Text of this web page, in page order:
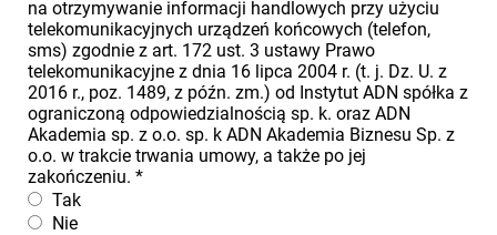
na otrzymywanie informacji handlowych przy użyciu
telekomunikacyjnych urządzeń końcowych (telefon,
sms) zgodnie z art. 172 ust. 3 ustawy Prawo
telekomunikacyjne z dnia 16 lipca 2004 r. (t. j. Dz. U. z
2016 r., poz. 1489, z późn. zm.) od Instytut ADN spółka z
ograniczoną odpowiedzialnością sp. k. oraz ADN
Akademia sp. z o.o. sp. k ADN Akademia Biznesu Sp. z
o.o. w trakcie trwania umowy, a także po jej
zakończeniu. *
Tak
Nie